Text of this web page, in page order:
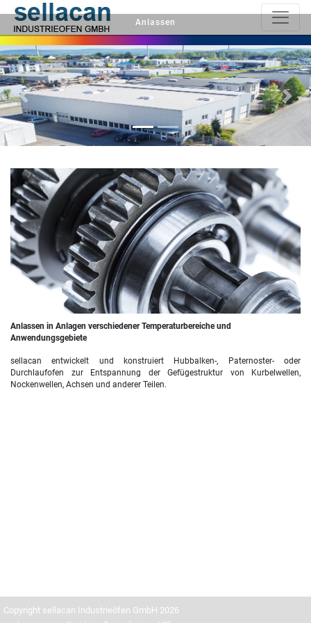
Previous Next
Anlassen
Anlassen in Anlagen verschiedener Temperaturbereiche und
Anwendungsgebiete
sellacan entwickelt und konstruiert Hubbalken-, Paternoster- oder
Durchlaufofen zur Entspannung der Gefügestruktur von Kurbelwellen,
Nockenwellen, Achsen und anderer Teilen.
Copyright sellacan Industrieöfen GmbH 2026